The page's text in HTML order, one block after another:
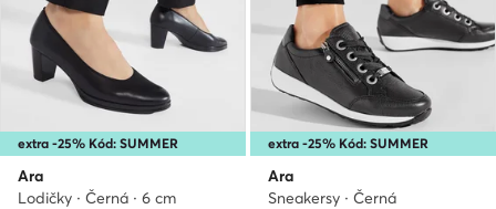
extra -25% Kód: SUMMER
Ara
Lodičky · Černá · 6 cm
extra -25% Kód: SUMMER
Ara
Sneakersy · Černá